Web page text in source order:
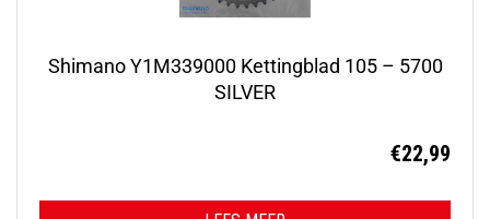
Shimano Y1M339000 Kettingblad 105 – 5700
SILVER
€22,99